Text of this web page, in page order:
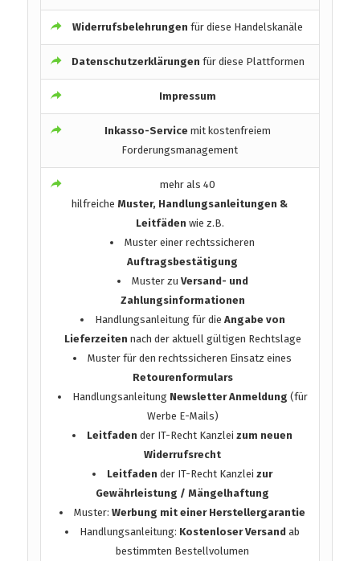
Widerrufsbelehrungenfür diese Handelskanäle
Datenschutzerklärungen für diese Plattformen
Impressum
Inkasso-Service mit kostenfreiem
Forderungsmanagement
mehr als 40
hilfreicheMuster, Handlungsanleitungen &
Leitfäden wie z.B.
Muster einer rechtssicheren
Auftragsbestätigung
Muster zu Versand- und
Zahlungsinformationen
Handlungsanleitung für die Angabe von
Lieferzeiten nach der aktuell gültigen Rechtslage
Muster für den rechtssicheren Einsatz eines
Retourenformulars
Handlungsanleitung Newsletter Anmeldung (für
Werbe E-Mails)
Leitfaden der IT-Recht Kanzleizum neuen
Widerrufsrecht
Leitfaden der IT-Recht Kanzleizur
Gewährleistung / Mängelhaftung
Muster:Werbung mit einer Herstellergarantie
Handlungsanleitung: Kostenloser Versand ab
bestimmten Bestellvolumen